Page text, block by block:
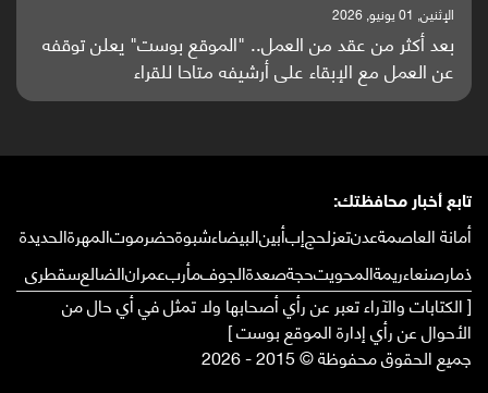
الإثنين, 25 مايو, 2026
باحثون من اليمن يدخلون سباق أبحاث ألزهايمر بدراسة
واعدة منشورة عالميا (ترجمة)
تابع أخبار محافظتك:
أمانة العاصمةعدنتعزلحجإبأبينالبيضاءشبوةحضرموتالمهرةالحديدة
ذمارصنعاءريمةالمحويتحجةصعدةالجوفمأربعمرانالضالعسقطرى
[ الكتابات والآراء تعبر عن رأي أصحابها ولا تمثل في أي حال من
الأحوال عن رأي إدارة الموقع بوست ]
جميع الحقوق محفوظة © 2015 - 2026